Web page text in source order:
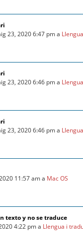
23, 2020 6:47 pm a
23, 2020 6:46 pm a
23, 2020 6:46 pm a
11:57 am a Mac OS
texto y no se traduce
4:22 pm a Llengua i